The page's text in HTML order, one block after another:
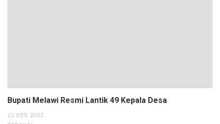
Bupati Melawi Resmi Lantik 49 Kepala Desa
22 DES 2022